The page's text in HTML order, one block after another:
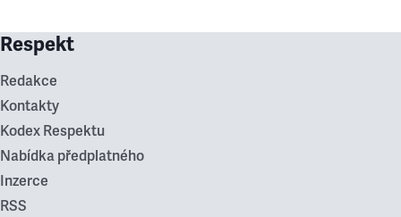
Respekt
Redakce
Kontakty
Kodex Respektu
Nabídka předplatného
Inzerce
RSS